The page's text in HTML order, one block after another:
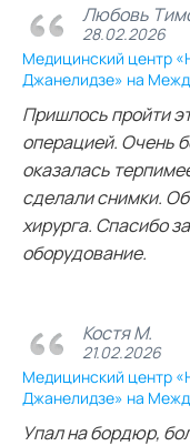
Любовь
28.02.2026
Медицинский центр
Джанелидзе» на
Пришлось пройти
операцией. Очень
оказалась
сделали снимки.
хирурга. Спасибо
оборудование.
Костя М.
21.02.2026
Медицинский центр
Джанелидзе» на
Упал на бордюр,